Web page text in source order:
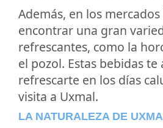
Además, en los
encontrar una gran
refrescantes, como la
el pozol. Estas bebidas te
refrescarte en los días
visita a Uxmal.
LA NATURALEZA DE